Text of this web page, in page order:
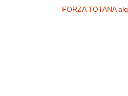
FORZA TOTANA